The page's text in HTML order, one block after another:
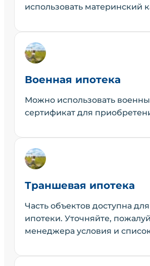
использовать материнский
Военная ипотека
Можно использовать
сертификат для
Траншевая ипотека
Часть объектов доступна
ипотеки. Уточняйте,
менеджера условия и